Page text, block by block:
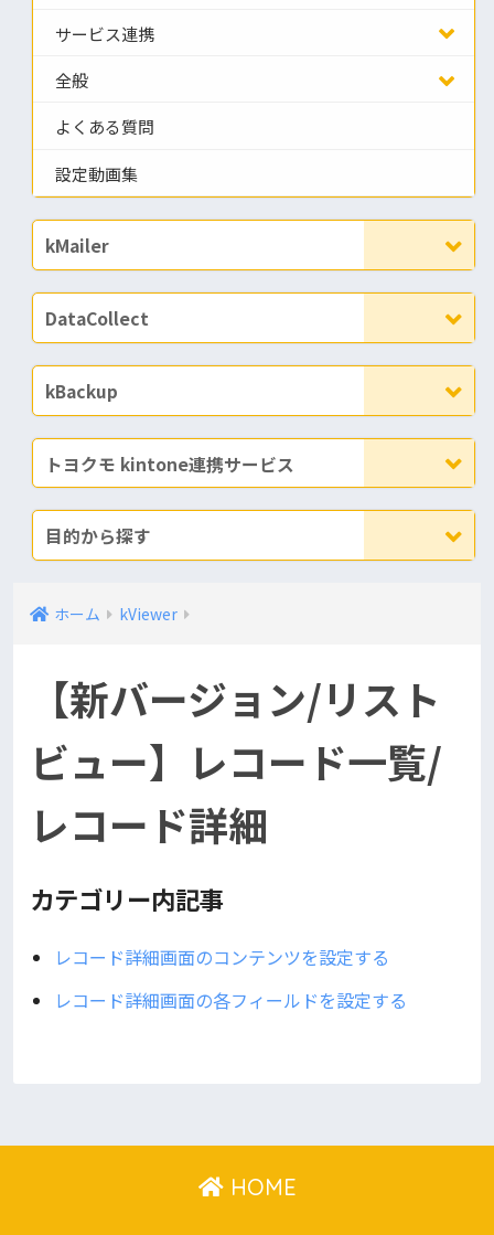
サービス連携
全般
よくある質問
設定動画集
kMailer
DataCollect
kBackup
トヨクモ kintone連携サービス
目的から探す
ホーム kViewer
【新バージョン/リスト
ビュー】レコード一覧/
レコード詳細
カテゴリー内記事
レコード詳細画面のコンテンツを設定する
レコード詳細画面の各フィールドを設定する
HOME